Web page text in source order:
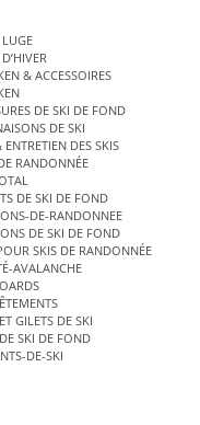
& ACCESSOIRES
DE SKI DE FOND
DE SKI
ENTRETIEN DES SKIS
RANDONNÉE
DE SKI DE FOND
DE-RANDONNEE
DE SKI DE FOND
SKIS DE RANDONNÉE
AVALANCHE
GILETS DE SKI
SKI DE FOND
DE-SKI